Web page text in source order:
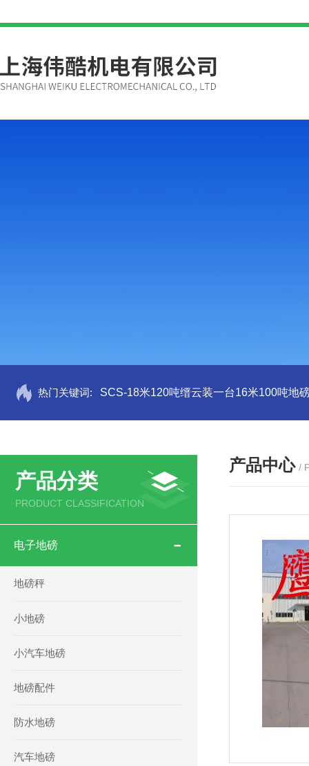
热门关键词: SCS-18米120吨缙云装一台16米100吨地
产品分类
PRODUCT CLASSIFICATION
电子地磅
地磅秤
小地磅
小汽车地磅
地磅配件
防水地磅
汽车地磅
产品中心 /